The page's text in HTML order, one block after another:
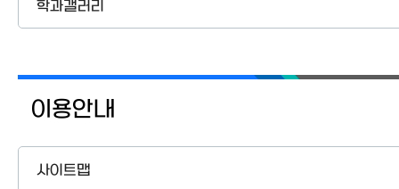
학과갤러리
이용안내
사이트맵